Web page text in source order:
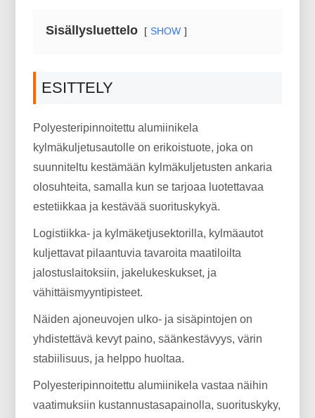
Sisällysluettelo SHOW
ESITTELY
Polyesteripinnoitettu alumiinikela
kylmäkuljetusautolle on erikoistuote, joka on
suunniteltu kestämään kylmäkuljetusten ankaria
olosuhteita, samalla kun se tarjoaa luotettavaa
estetiikkaa ja kestävää suorituskykyä.
Logistiikka- ja kylmäketjusektorilla, kylmäautot
kuljettavat pilaantuvia tavaroita maatiloilta
jalostuslaitoksiin, jakelukeskukset, ja
vähittäismyyntipisteet.
Näiden ajoneuvojen ulko- ja sisäpintojen on
yhdistettävä kevyt paino, säänkestävyys, värin
stabiilisuus, ja helppo huoltaa.
Polyesteripinnoitettu alumiinikela vastaa näihin
vaatimuksiin kustannustasapainolla, suorituskyky,